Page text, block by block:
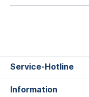
Service-Hotline
Information